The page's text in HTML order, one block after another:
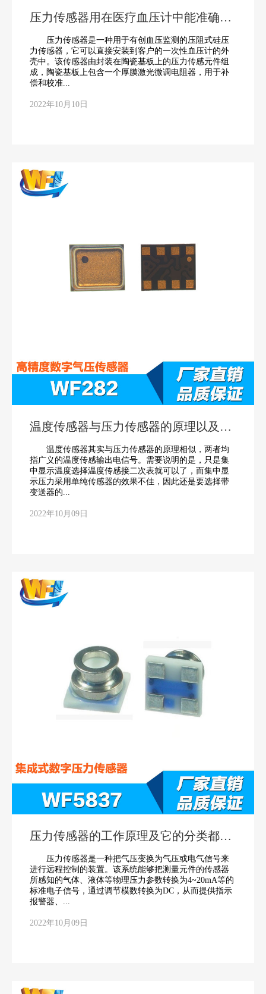
压力传感器用在医疗血压计中能准确测
压力传感器是一种用于有创血压监测的压阻式硅压
力传感器，它可以直接安装到客户的一次性血压计的外
壳中。该传感器由封装在陶瓷基板上的压力传感元件组
成，陶瓷基板上包含一个厚膜激光微调电阻器，用于补
偿和校准...
2022年10月10日
温度传感器与压力传感器的原理以及有
温度传感器其实与压力传感器的原理相似，两者均
指广义的温度传感输出电信号。需要说明的是，只是集
中显示温度选择温度传感接二次表就可以了，而集中显
示压力采用单纯传感器的效果不佳，因此还是要选择带
变送器的...
2022年10月09日
压力传感器的工作原理及它的分类都有
压力传感器是一种把气压变换为气压或电气信号来
进行远程控制的装置。该系统能够把测量元件的传感器
所感知的气体、液体等物理压力参数转换为4~20mA等的
标准电子信号，通过调节模数转换为DC，从而提供指示
报警器、...
2022年10月09日